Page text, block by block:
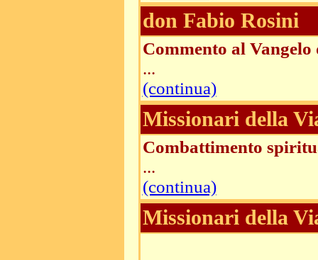
don Fabio Rosini
Commento al Vangelo
...
(continua)
Missionari della
Combattimento
...
(continua)
Missionari della